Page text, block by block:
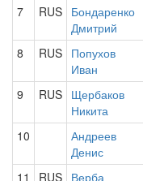
7 RUS Бондаренко
Дмитрий
8 RUS Попухов
Иван
9 RUS Щербаков
Никита
10
Андреев
Денис
11 RUS Верба